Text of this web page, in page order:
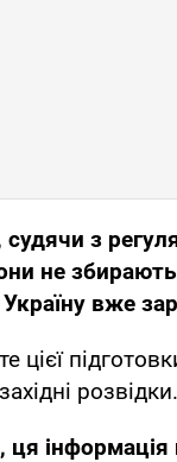
з
не
вже
цієї
розвідки.
ця інформація